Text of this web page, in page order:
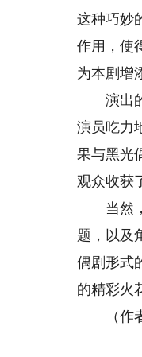
这种巧妙
作用，使
为本剧增
演出的
演员吃力
果与黑光
观众收获
当然，
题，以及
偶剧形式
的精彩火
（作者